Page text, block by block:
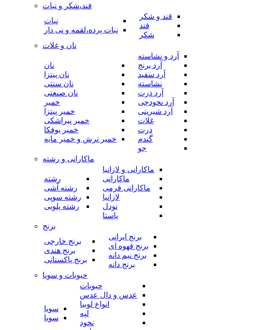
قند،شکر و نبات
قند و شکر
قند
شکر
نبات
نبات پرده،لقمه و نی دار
نان و غلات
آرد و نشاسته
آرد برنج
آرد سفید
نشاسته
آرد ذرت
آرد نخودچی
آرد شیرینی
غلات
ذرت
گندم
جو
نان
نان پیتزا
نان سنتی
نان صنعتی
خمیر
خمیر پیتزا
خمیر پیراشکی
خمیر یوفکا
خمیر ترش و خمیر مایه
ماکارانی و رشته
ماکارانی و لازانیا
ماکارانی
ماکارانی فرمی
لازانیا
نودل
پاستا
رشته
رشته آشی
رشته سوپی
رشته پلویی
برنج
برنج ایرانی
برنج قهوه ای
برنج نیم دانه
برنج دانه
برنج خارجی
برنج هندی
برنج پاکستانی
حبوبات و سویا
حبوبات
عدس و دال عدس
انواع لوبیا
لپه
نخود
سویا
سویا